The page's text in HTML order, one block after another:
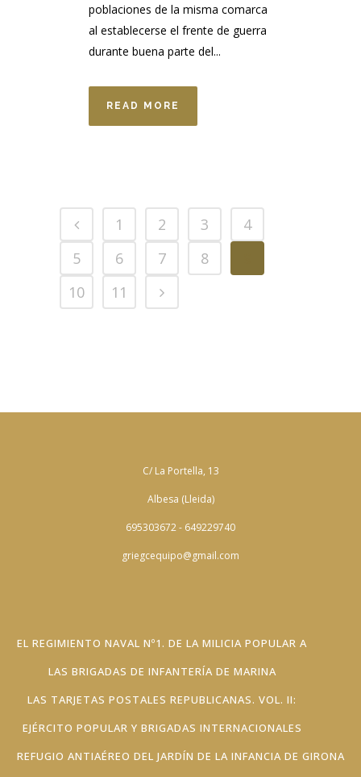
poblaciones de la misma comarca
al establecerse el frente de guerra
durante buena parte del...
READ MORE
1 2 3
4
5
6 7 8
10
11
C/ La Portella, 13
Albesa (Lleida)
695303672 - 649229740
griegcequipo@gmail.com
EL REGIMIENTO NAVAL Nº1. DE LA MILICIA POPULAR A
LAS BRIGADAS DE INFANTERÍA DE MARINA
LAS TARJETAS POSTALES REPUBLICANAS. VOL. II:
EJÉRCITO POPULAR Y BRIGADAS INTERNACIONALES
REFUGIO ANTIAÉREO DEL JARDÍN DE LA INFANCIA DE GIRONA